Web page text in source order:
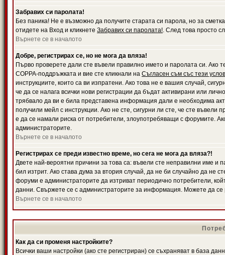
Забравих си паролата!
Без паника! Не е възможно да получите старата си парола, но за
отидете на Вход и кликнете Забравих си паролата!. След това просто
Върнете се в началото
Добре, регистрирах се, но не мога да вляза!
Първо проверете дали сте въвели правилно името и паролата си. Ако
COPPA-поддръжката и вие сте кликнали на Съгласен съм със тези
инструкциите, които са ви изпратени. Ако това не е вашия случай,
че да се налага всички нови регистрации да бъдат активирани или
трябвало да ви е била представена информация дали е необходима
получили мейл с инструкции. Ако не сте, сигурни ли сте, че сте
е да се намали риска от потребители, злоупотребяващи с форумите.
администраторите.
Върнете се в началото
Регистрирах се преди известно време, но сега не мога да вляза?!
Двете най-вероятни причини за това са: въвели сте неправилни име и
бил изтрит. Ако става дума за втория случай, да не би случайно да
форуми е администраторите да изтриват периодично потребители,
данни. Свържете се с администраторите за информация. Можете да се
Върнете се в началото
Как да си променя настройките?
Всички ваши настройки (ако сте регистриран) се съхраняват в база